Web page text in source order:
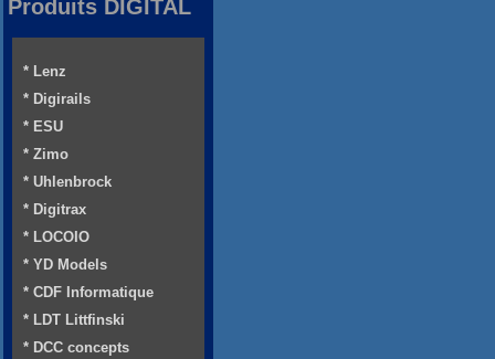
Produits DIGITAL
* Lenz
* Digirails
* ESU
* Zimo
* Uhlenbrock
* Digitrax
* LOCOIO
* YD Models
* CDF Informatique
* LDT Littfinski
* DCC concepts